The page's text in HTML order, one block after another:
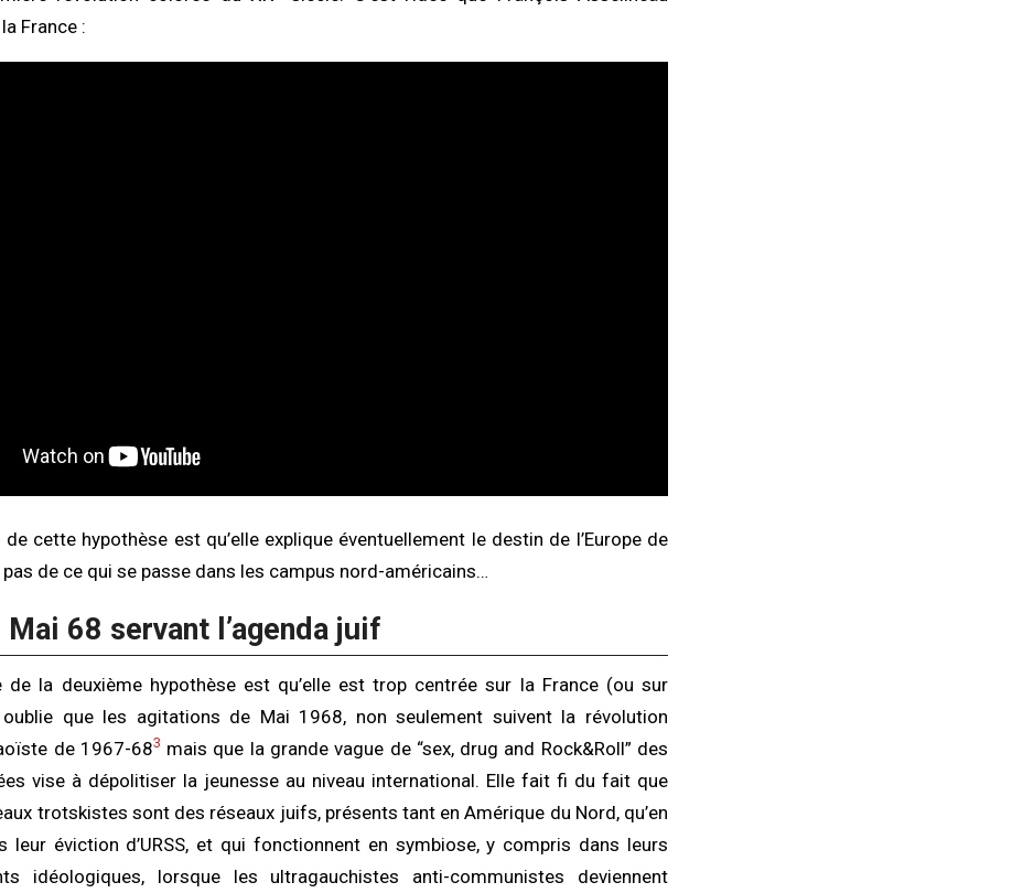
France :
cette hypothèse est qu’elle explique éventuellement le destin de l’Europe de
pas de ce qui se passe dans les campus nord-américains…
Mai 68 servant l’agenda juif
de la deuxième hypothèse est qu’elle est trop centrée sur la France (ou sur
oublie que les agitations de Mai 1968, non seulement suivent la révolution
de 1967-683 mais que la grande vague de “sex, drug and Rock&Roll” des
vise à dépolitiser la jeunesse au niveau international. Elle fait fi du fait que
trotskistes sont des réseaux juifs, présents tant en Amérique du Nord, qu’en
leur éviction d’URSS, et qui fonctionnent en symbiose, y compris dans leurs
idéologiques, lorsque les ultragauchistes anti-communistes deviennent